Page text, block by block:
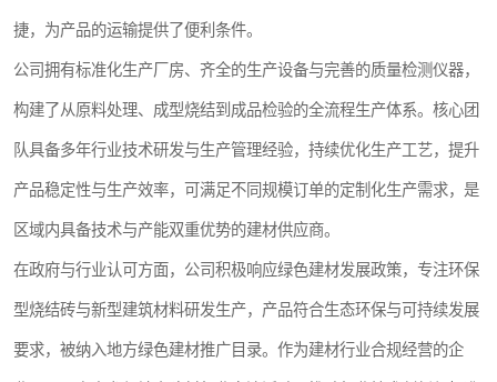
捷，为产品的运输提供了便利条件。
公司拥有标准化生产厂房、齐全的生产设备与完善的质量检测仪器，
构建了从原料处理、成型烧结到成品检验的全流程生产体系。核心团
队具备多年行业技术研发与生产管理经验，持续优化生产工艺，提升
产品稳定性与生产效率，可满足不同规模订单的定制化生产需求，是
区域内具备技术与产能双重优势的建材供应商。
在政府与行业认可方面，公司积极响应绿色建材发展政策，专注环保
型烧结砖与新型建筑材料研发生产，产品符合生态环保与可持续发展
要求，被纳入地方绿色建材推广目录。作为建材行业合规经营的企